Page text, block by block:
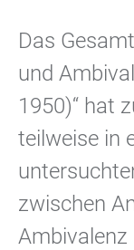
Das
und
1950)“ hat
teilweise in
zwischen
Ambivalenz